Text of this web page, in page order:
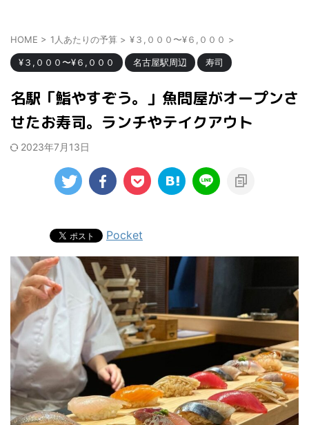
HOME > 1人あたりの予算 > ¥３,０００〜¥６,０００ >
¥３,０００〜¥６,０００ 名古屋駅周辺 寿司
名駅「鮨やすぞう。」魚問屋がオープンさ
せたお寿司。ランチやテイクアウト
2023年7月13日
Pocket